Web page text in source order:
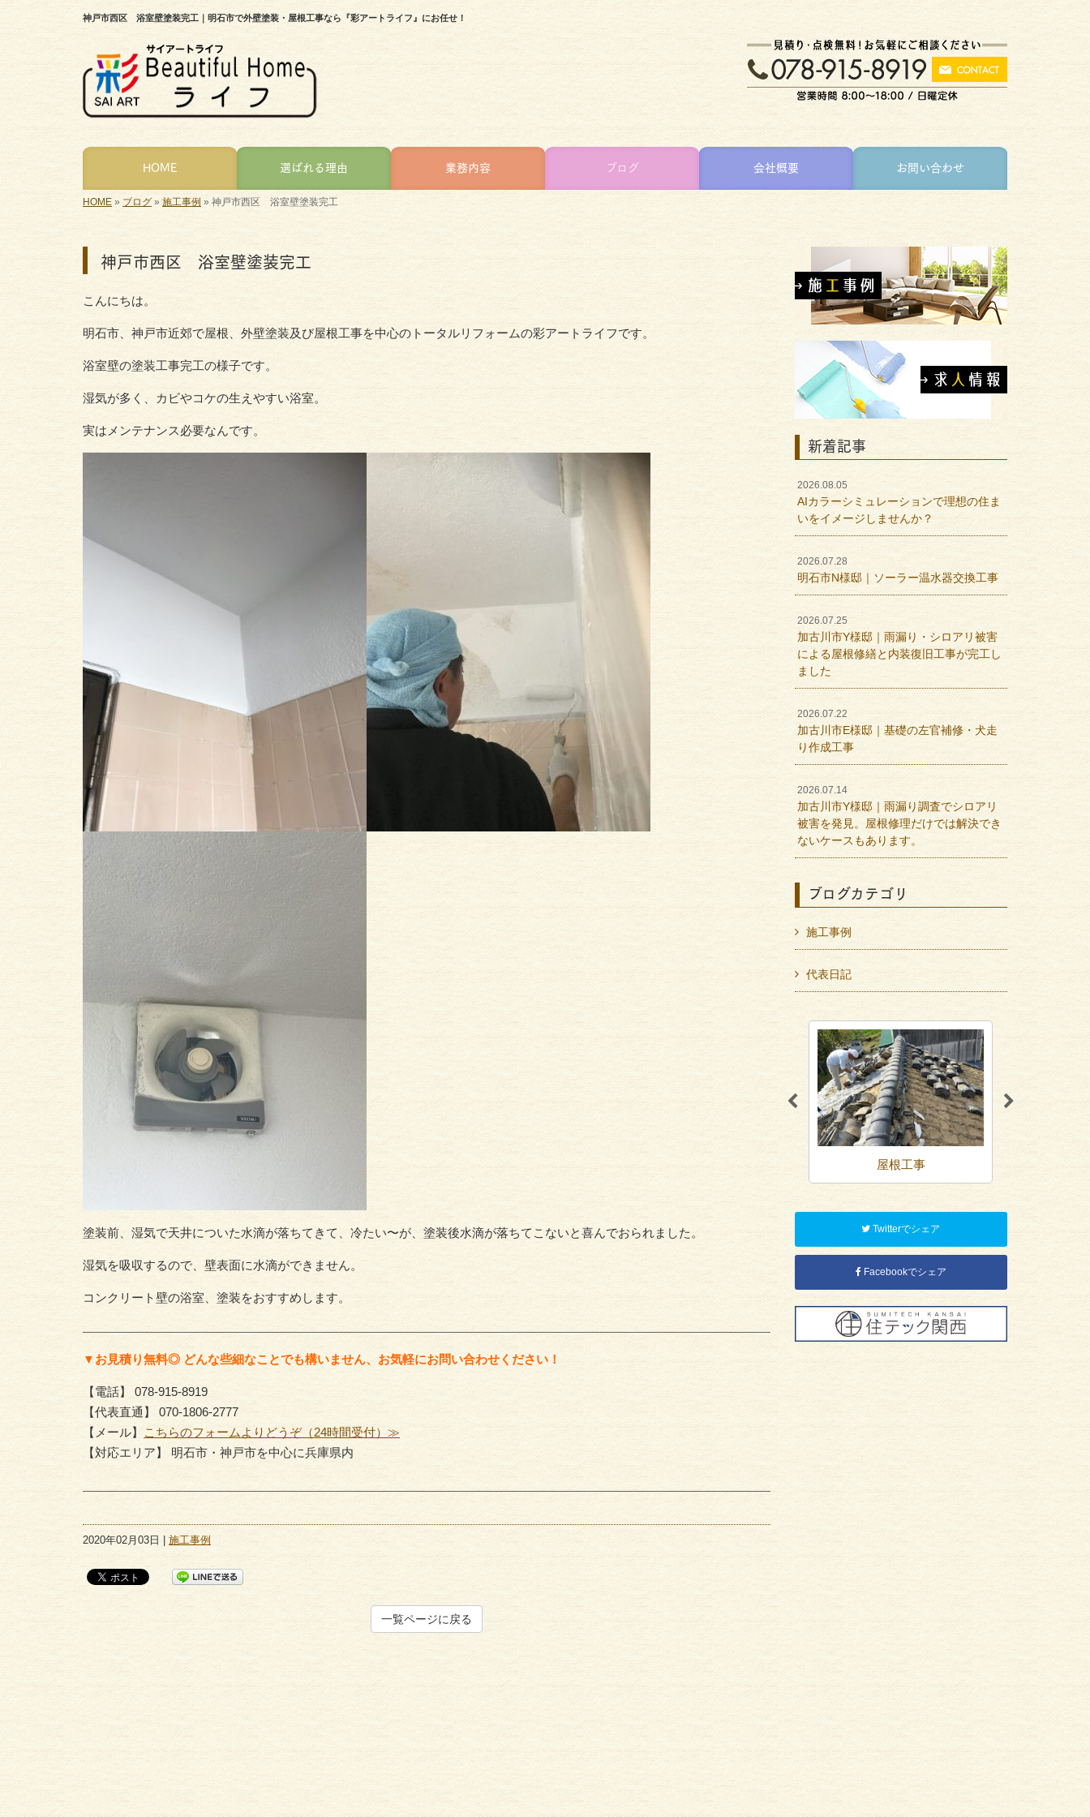
神戸市西区 浴室壁塗装完工｜明石市で外壁塗装・屋根工事なら『彩アートライフ』にお任せ！
HOME 選ばれる理由 業務内容 ブログ 会社概要 お問い合わせ
HOME » ブログ» 施工事例 » 神戸市西区 浴室壁塗装完工
神戸市西区 浴室壁塗装完工
こんにちは。
明石市、神戸市近郊で屋根、外壁塗装及び屋根工事を中心のトータルリフォームの彩アートライフです。
浴室壁の塗装工事完工の様子です。
湿気が多く、カビやコケの生えやすい浴室。
実はメンテナンス必要なんです。
塗装前、湿気で天井についた水滴が落ちてきて、冷たい〜が、塗装後水滴が落ちてこないと喜んでおられました。
湿気を吸収するので、壁表面に水滴ができません。
コンクリート壁の浴室、塗装をおすすめします。
▼お見積り無料◎ どんな些細なことでも構いません、お気軽にお問い合わせください！
【電話】 078-915-8919
【代表直通】 070-1806-2777
【メール】
こちらのフォームよりどうぞ（24時間受付）≫
【対応エリア】 明石市・神戸市を中心に兵庫県内
2020年02月03日 | 施工事例
一覧ページに戻る
新着記事
2026.08.05
AIカラーシミュレーションで理想の住ま
いをイメージしませんか？
2026.07.28
明石市N様邸｜ソーラー温水器交換工事
2026.07.25
加古川市Y様邸｜雨漏り・シロアリ被害
による屋根修繕と内装復旧工事が完工し
ました
2026.07.22
加古川市E様邸｜基礎の左官補修・犬走
り作成工事
2026.07.14
加古川市Y様邸｜雨漏り調査でシロアリ
被害を発見。屋根修理だけでは解決でき
ないケースもあります。
ブログカテゴリ
施工事例
代表日記
外壁・サイディング 外壁塗装 屋根工事 内装
Twitterでシェア
Facebookでシェア